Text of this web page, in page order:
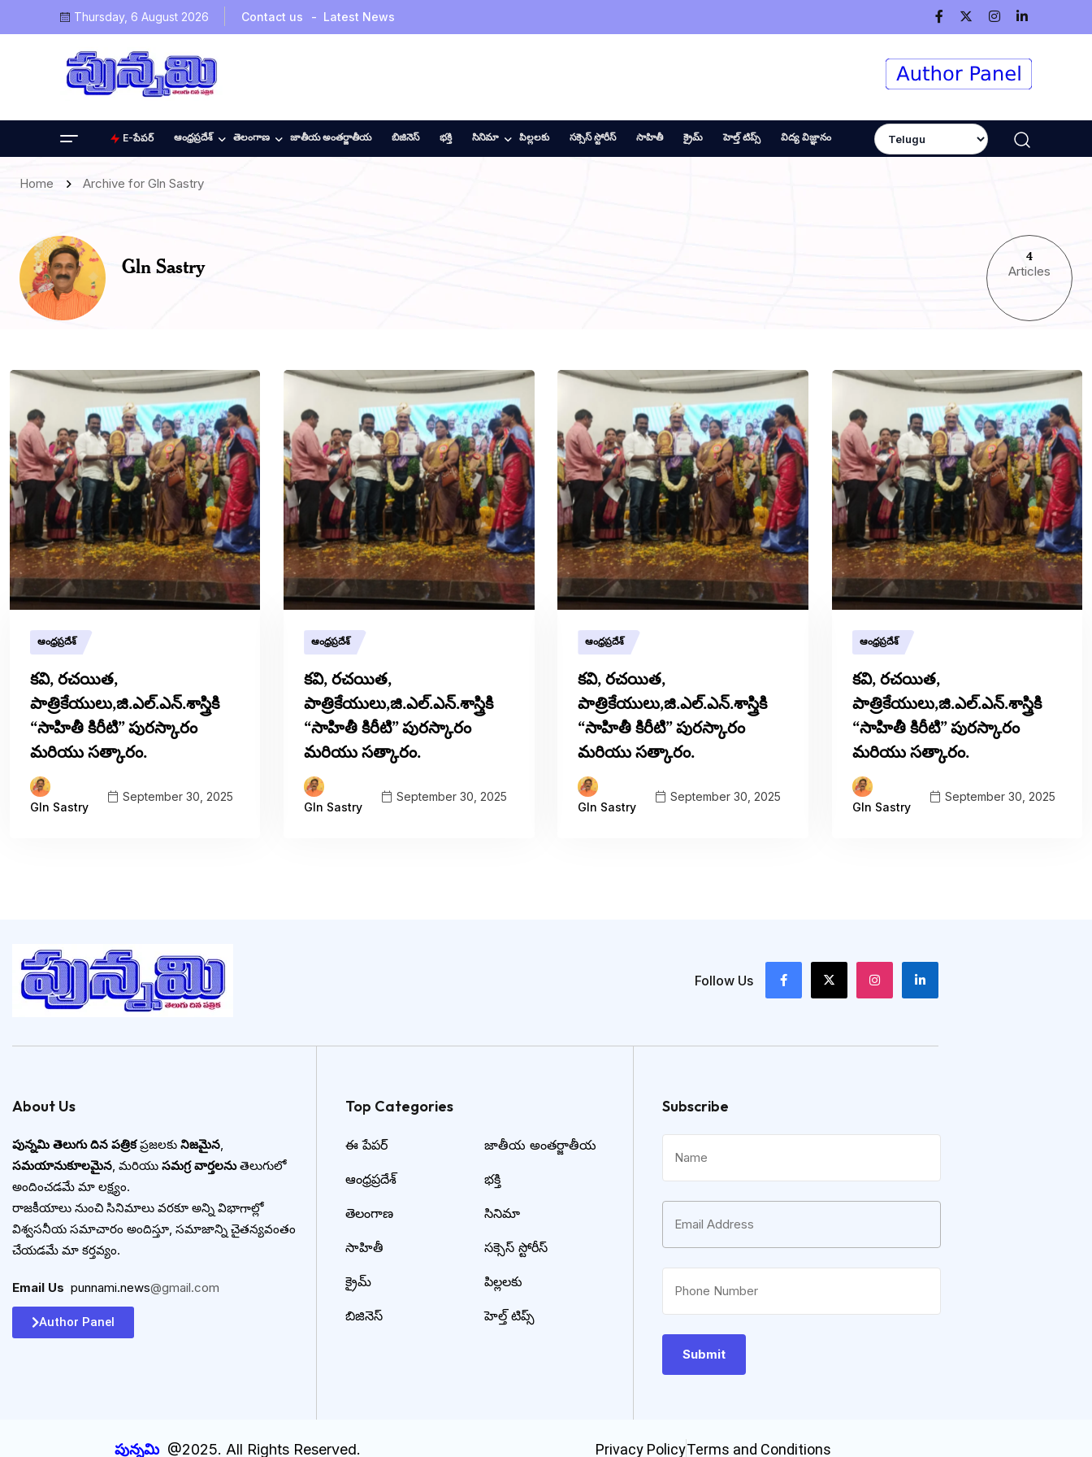
Thursday, 6 August 2026 Contact us Latest News
E-పేపర్ ఆంధ్రప్రదేశ్ తెలంగాణ జాతీయ అంతర్జాతీయ బిజినెస్ భక్తి సినిమా పిల్లలకు సక్సెస్ స్టోరీస్ సాహితీ క్రైమ్ హెల్త్ టిప్స్ విద్య విజ్ఞానం
Home Archive for Gln Sastry
Gln Sastry
4
Articles
ఆంధ్రప్రదేశ్
కవి, రచయిత,
పాత్రికేయులు,జి.ఎల్.ఎన్.శాస్త్రికి
“సాహితీ కిరీటి” పురస్కారం
మరియు సత్కారం.
Gln Sastry
September 30, 2025
ఆంధ్రప్రదేశ్
కవి, రచయిత,
పాత్రికేయులు,జి.ఎల్.ఎన్.శాస్త్రికి
“సాహితీ కిరీటి” పురస్కారం
మరియు సత్కారం.
Gln Sastry
September 30, 2025
ఆంధ్రప్రదేశ్
కవి, రచయిత,
పాత్రికేయులు,జి.ఎల్.ఎన్.శాస్త్రికి
“సాహితీ కిరీటి” పురస్కారం
మరియు సత్కారం.
Gln Sastry
September 30, 2025
ఆంధ్రప్రదేశ్
కవి, రచయిత,
పాత్రికేయులు,జి.ఎల్.ఎన్.శాస్త్రికి
“సాహితీ కిరీటి” పురస్కారం
మరియు సత్కారం.
Gln Sastry
September 30, 2025
Follow Us
About Us
పున్నమి తెలుగు దిన పత్రికప్రజలకు నిజమైన
సమయానుకూలమైన , మరియు సమగ్ర వార్తలనుతెలుగులో
అందించడమే మా లక్ష్యం.
రాజకీయాలు నుంచి సినిమాలు వరకూ అన్ని విభాగాల్లో
విశ్వసనీయ సమాచారం అందిస్తూ, సమాజాన్ని చైతన్యవంతం
చేయడమే మా కర్తవ్యం.
Email Us punnami.news@gmail.com
Author Panel
Top Categories​
ఈ పేపర్
ఆంధ్రప్రదేశ్
తెలంగాణ
సాహితీ
క్రైమ్
బిజినెస్
జాతీయ అంతర్జాతీయ
భక్తి
సినిమా
సక్సెస్ స్టోరీస్
పిల్లలకు
హెల్త్ టిప్స్
Subscribe
పున్నమి @2025. All Rights Reserved. Privacy PolicyTerms and Conditions